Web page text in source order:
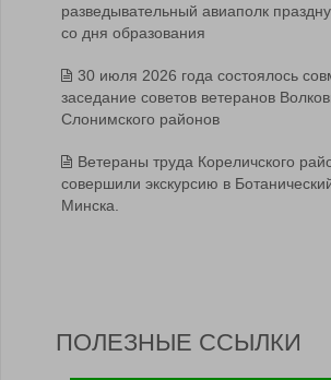
разведывательный авиаполк
со дня образования
30 июля 2026 года состоялось
заседание советов ветеранов
Слонимского районов
Ветераны труда Кореличского
совершили экскурсию в
Минска.
ПОЛЕЗНЫЕ ССЫЛКИ